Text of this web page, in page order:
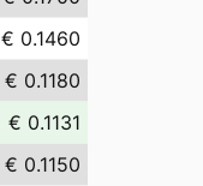
€ 0.1460
€ 0.1180
€ 0.1131
€ 0.1150